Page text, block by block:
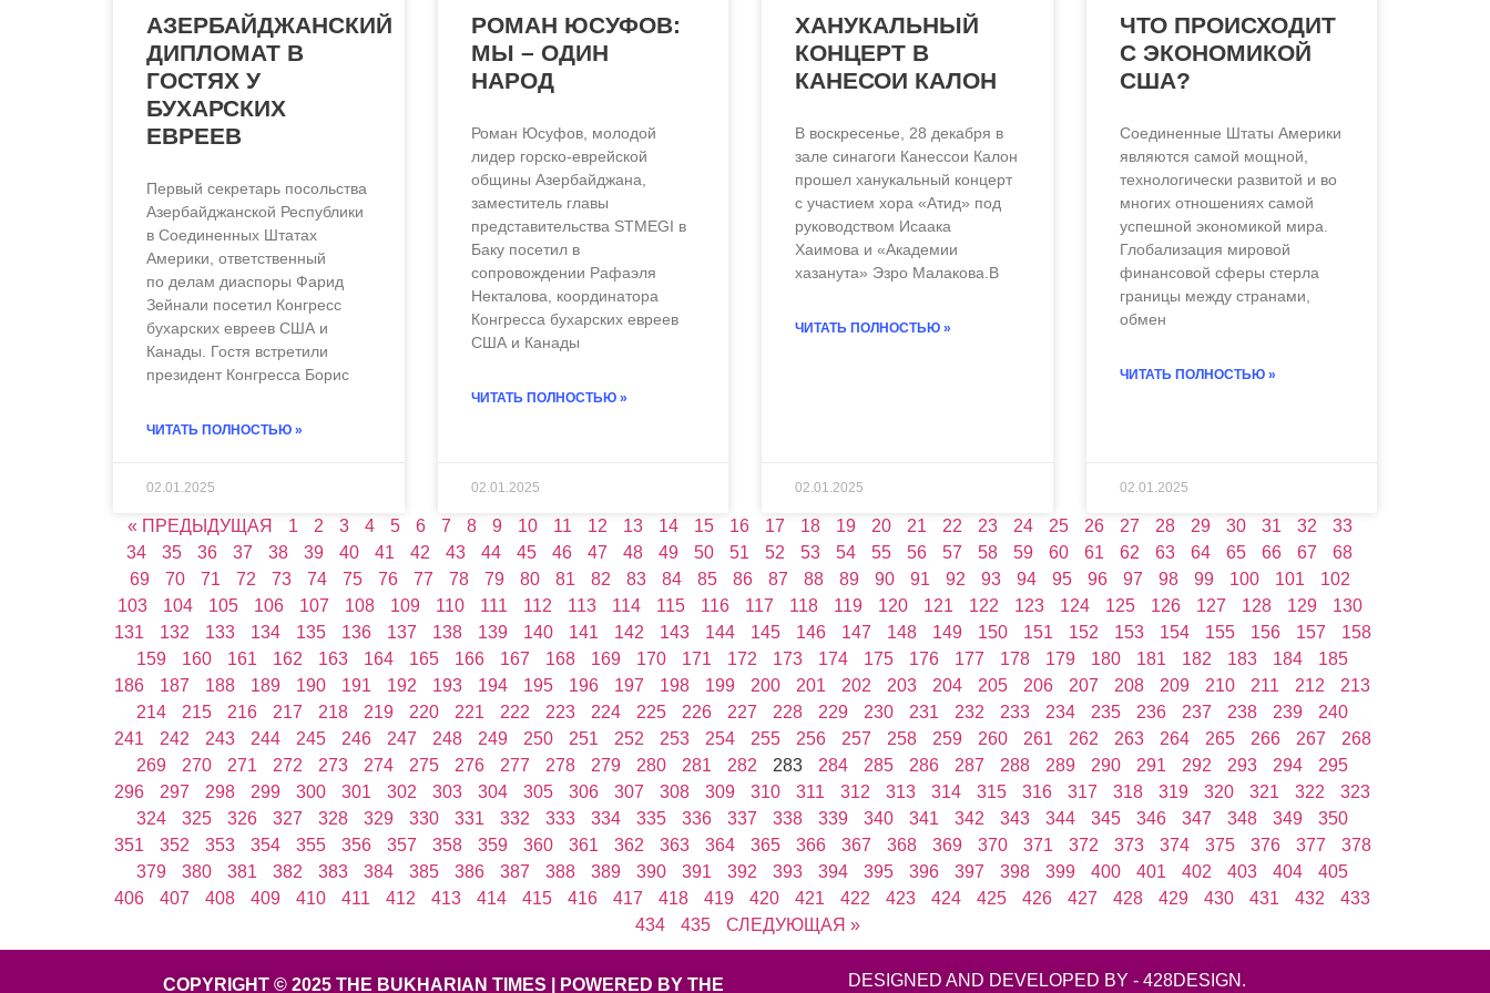
ЧИТАТЬ ВСЮ СТАТЬЮ
АЗЕРБАЙДЖАНСКИЙ
ДИПЛОМАТ В
ГОСТЯХ У
БУХАРСКИХ
ЕВРЕЕВ
Первый секретарь посольства
Азербайджанской Республики
в Соединенных Штатах
Америки, ответственный
по делам диаспоры Фарид
Зейнали посетил Конгресс
бухарских евреев США и
Канады. Гостя встретили
президент Конгресса Борис
ЧИТАТЬ ПОЛНОСТЬЮ »
02.01.2025
РОМАН ЮСУФОВ:
МЫ – ОДИН
НАРОД
Роман Юсуфов, молодой
лидер горско-еврейской
общины Азербайджана,
заместитель главы
представительства STMЕGI в
Баку посетил в
сопровождении Рафаэля
Некталова, координатора
Конгресса бухарских евреев
США и Канады
ЧИТАТЬ ПОЛНОСТЬЮ »
02.01.2025
ХАНУКАЛЬНЫЙ
КОНЦЕРТ В
КАНЕСОИ КАЛОН
В воскресенье, 28 декабря в
зале синагоги Канессои Калон
прошел ханукальный концерт
с участием хора «Атид» под
руководством Исаака
Хаимова и «Академии
хазанута» Эзро Малакова.В
ЧИТАТЬ ПОЛНОСТЬЮ »
02.01.2025
ЧТО ПРОИСХОДИТ
С ЭКОНОМИКОЙ
США?
Соединенные Штаты Америки
являются самой мощной,
технологически развитой и во
многих отношениях самой
успешной экономикой мира.
Глобализация мировой
финансовой сферы стерла
границы между странами,
обмен
ЧИТАТЬ ПОЛНОСТЬЮ »
02.01.2025
« ПРЕДЫДУЩАЯ 1 2 3 4 5 6 7 8 9 10 11 12 13 14 15 16 17 18 19 20 21 22 23 24 25 26 27 28 29 30 31 32
33
34
35 36 37 38 39 40 41 42 43 44 45 46 47 48 49 50 51 52 53 54 55 56 57 58 59 60 61 62 63 64 65 66 67
68
69
70 71 72 73 74 75 76 77 78 79 80 81 82 83 84 85 86 87 88 89 90 91 92 93 94 95 96 97 98 99 100 101
102
103
104 105 106 107 108 109 110 111 112 113 114 115 116 117 118 119 120 121 122 123 124 125 126 127 128 129
130
131
132 133 134 135 136 137 138 139 140 141 142 143 144 145 146 147 148 149 150 151 152 153 154 155 156 157
158
159
160 161 162 163 164 165 166 167 168 169 170 171 172 173 174 175 176 177 178 179 180 181 182 183 184
185
186
187 188 189 190 191 192 193 194 195 196 197 198 199 200 201 202 203 204 205 206 207 208 209 210 211 212
213
214
215 216 217 218 219 220 221 222 223 224 225 226 227 228 229 230 231 232 233 234 235 236 237 238 239
240
241
242 243 244 245 246 247 248 249 250 251 252 253 254 255 256 257 258 259 260 261 262 263 264 265 266 267
268
269
270 271 272 273 274 275 276 277 278 279 280 281 282 283 284 285 286 287 288 289 290 291 292 293 294
295
296
297 298 299 300 301 302 303 304 305 306 307 308 309 310 311 312 313 314 315 316 317 318 319 320 321 322
323
324
325 326 327 328 329 330 331 332 333 334 335 336 337 338 339 340 341 342 343 344 345 346 347 348 349
350
351
352 353 354 355 356 357 358 359 360 361 362 363 364 365 366 367 368 369 370 371 372 373 374 375 376 377
378
379
380 381 382 383 384 385 386 387 388 389 390 391 392 393 394 395 396 397 398 399 400 401 402 403 404
405
406
407 408 409 410 411 412 413 414 415 416 417 418 419 420 421 422 423 424 425 426 427 428 429 430 431 432
433
434
435 СЛЕДУЮЩАЯ »
COPYRIGHT © 2025 THE BUKHARIAN TIMES | POWERED BY THE DESIGNED AND DEVELOPED BY - 428DESIGN.